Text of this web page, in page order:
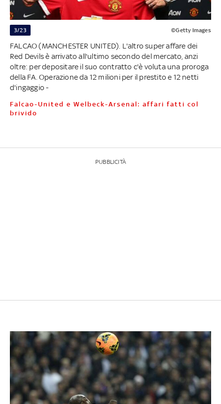
3/23 ©Getty Images
FALCAO (MANCHESTER UNITED). L'altro super affare dei
Red Devils è arrivato all'ultimo secondo del mercato, anzi
oltre: per depositare il suo contratto c'è voluta una proroga
della FA. Operazione da 12 milioni per il prestito e 12 netti
d'ingaggio -
Falcao-United e Welbeck-Arsenal: affari fatti col
brivido
PUBBLICITÀ